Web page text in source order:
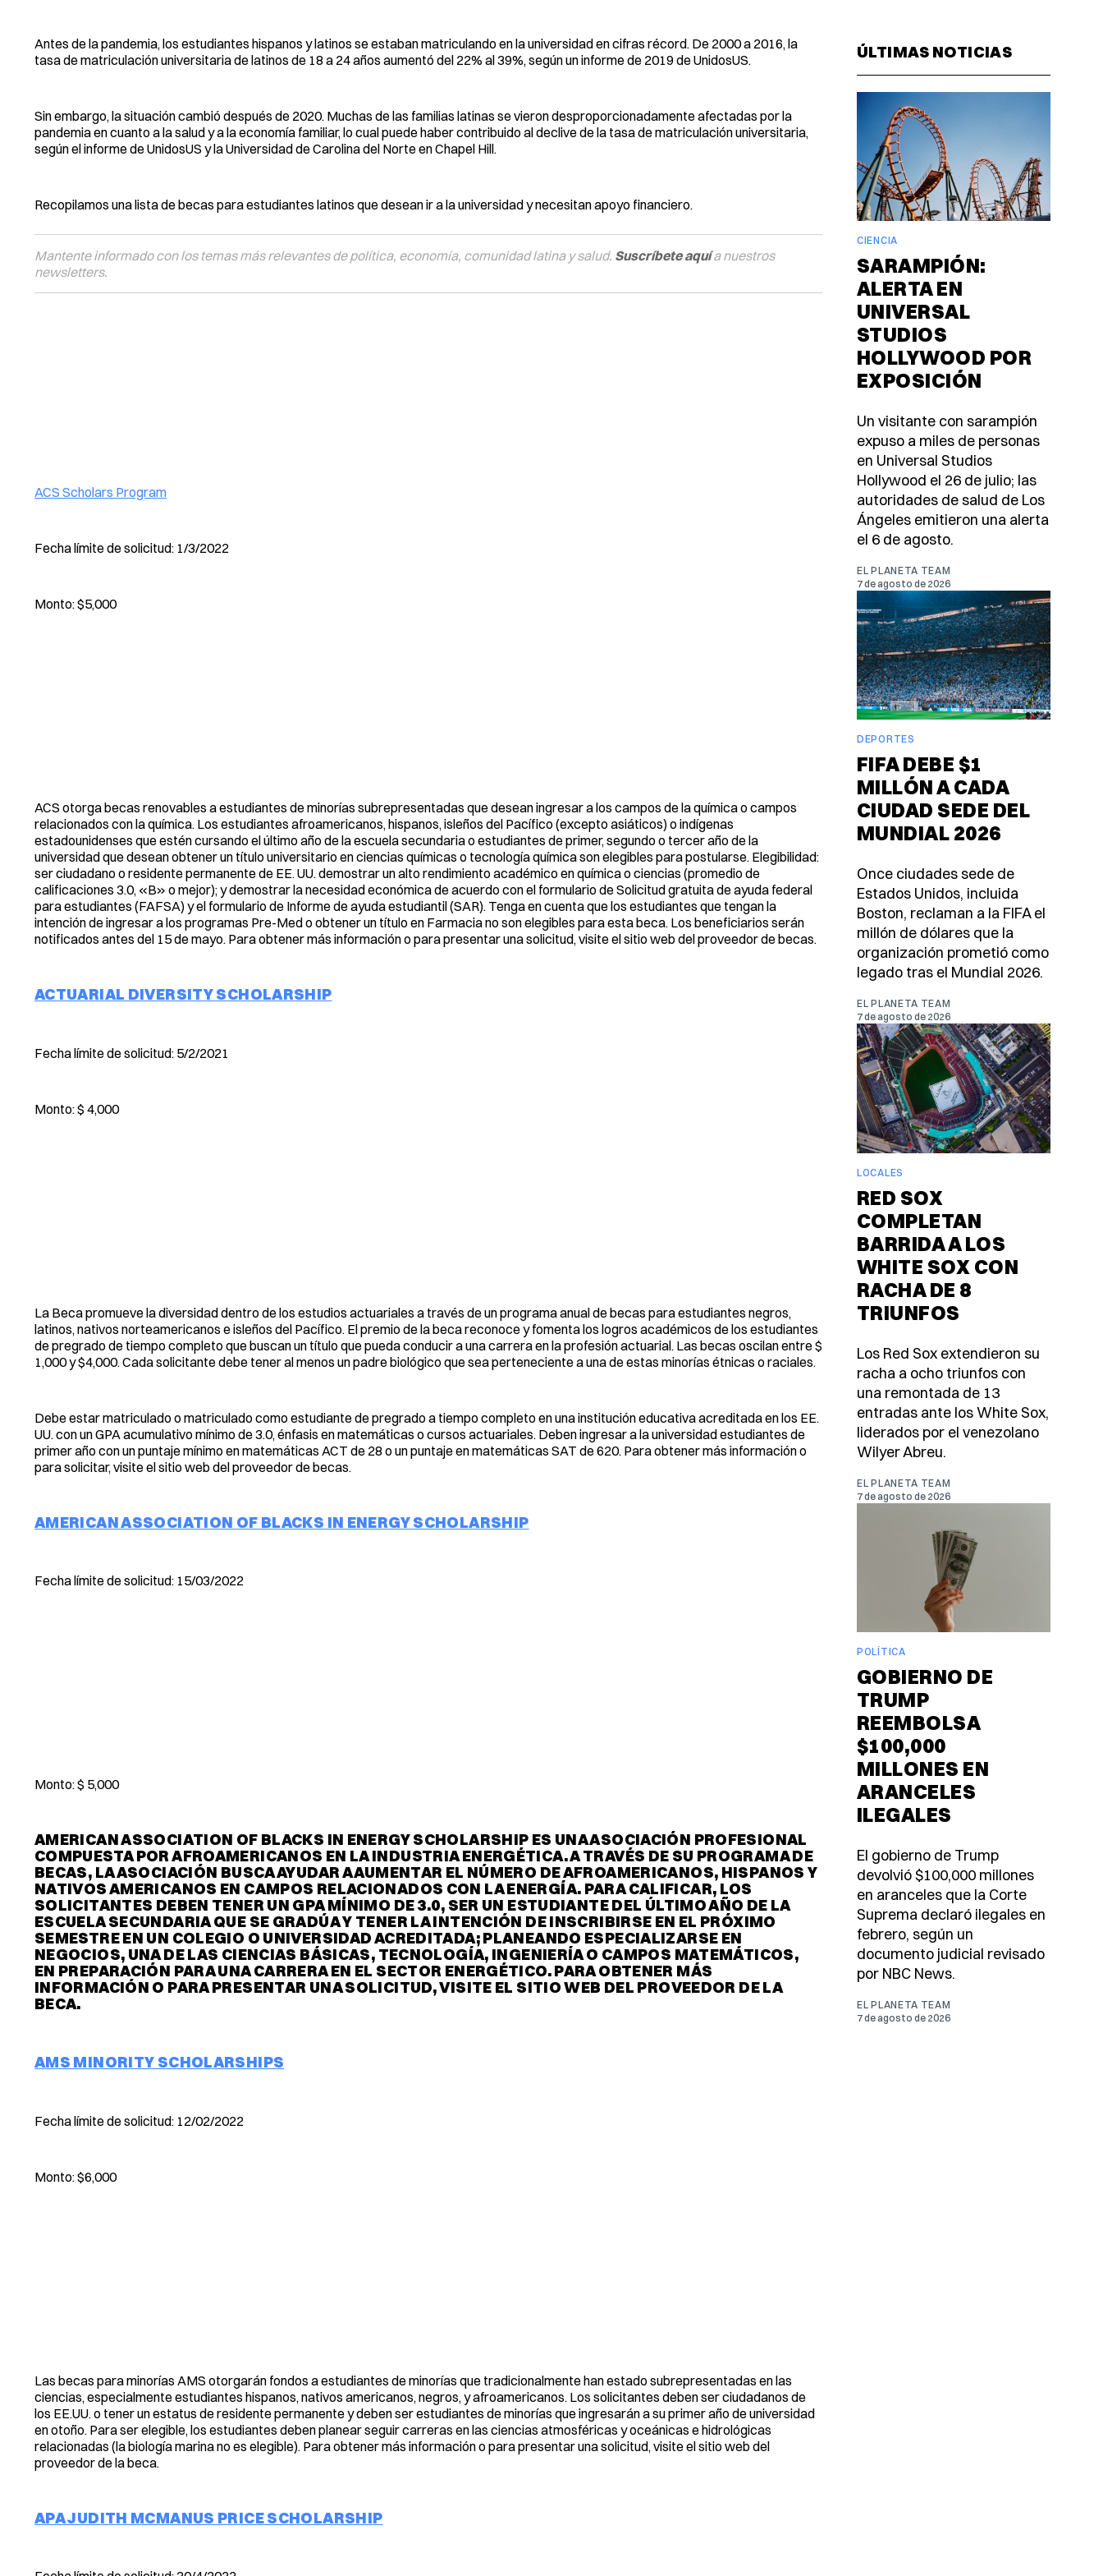
Antes de la pandemia, los estudiantes hispanos y latinos se estaban matriculando en la universidad en cifras récord. De 2000 a 2016, la
tasa de matriculación universitaria de latinos de 18 a 24 años aumentó del 22% al 39%, según un informe de 2019 de UnidosUS.
Sin embargo, la situación cambió después de 2020. Muchas de las familias latinas se vieron desproporcionadamente afectadas por la
pandemia en cuanto a la salud y a la economía familiar, lo cual puede haber contribuido al declive de la tasa de matriculación universitaria,
según el informe de UnidosUS y la Universidad de Carolina del Norte en Chapel Hill.
Recopilamos una lista de becas para estudiantes latinos que desean ir a la universidad y necesitan apoyo financiero.
Mantente informado con los temas más relevantes de política, economía, comunidad latina y salud. Suscríbete aquía nuestros
newsletters.
ACS Scholars Program
Fecha límite de solicitud: 1/3/2022
Monto: $5,000
ACS otorga becas renovables a estudiantes de minorías subrepresentadas que desean ingresar a los campos de la química o campos
relacionados con la química. Los estudiantes afroamericanos, hispanos, isleños del Pacífico (excepto asiáticos) o indígenas
estadounidenses que estén cursando el último año de la escuela secundaria o estudiantes de primer, segundo o tercer año de la
universidad que desean obtener un título universitario en ciencias químicas o tecnología química son elegibles para postularse. Elegibilidad:
ser ciudadano o residente permanente de EE. UU. demostrar un alto rendimiento académico en química o ciencias (promedio de
calificaciones 3.0, «B» o mejor); y demostrar la necesidad económica de acuerdo con el formulario de Solicitud gratuita de ayuda federal
para estudiantes (FAFSA) y el formulario de Informe de ayuda estudiantil (SAR). Tenga en cuenta que los estudiantes que tengan la
intención de ingresar a los programas Pre-Med o obtener un título en Farmacia no son elegibles para esta beca. Los beneficiarios serán
notificados antes del 15 de mayo. Para obtener más información o para presentar una solicitud, visite el sitio web del proveedor de becas.
ACTUARIAL DIVERSITY SCHOLARSHIP
Fecha límite de solicitud: 5/2/2021
Monto: $ 4,000
La Beca promueve la diversidad dentro de los estudios actuariales a través de un programa anual de becas para estudiantes negros,
latinos, nativos norteamericanos e isleños del Pacífico. El premio de la beca reconoce y fomenta los logros académicos de los estudiantes
de pregrado de tiempo completo que buscan un título que pueda conducir a una carrera en la profesión actuarial. Las becas oscilan entre $
1,000 y $4,000. Cada solicitante debe tener al menos un padre biológico que sea perteneciente a una de estas minorías étnicas o raciales.
Debe estar matriculado o matriculado como estudiante de pregrado a tiempo completo en una institución educativa acreditada en los EE.
UU. con un GPA acumulativo mínimo de 3.0, énfasis en matemáticas o cursos actuariales. Deben ingresar a la universidad estudiantes de
primer año con un puntaje mínimo en matemáticas ACT de 28 o un puntaje en matemáticas SAT de 620. Para obtener más información o
para solicitar, visite el sitio web del proveedor de becas.
AMERICAN ASSOCIATION OF BLACKS IN ENERGY SCHOLARSHIP
Fecha límite de solicitud: 15/03/2022
Monto: $ 5,000
AMERICAN ASSOCIATION OF BLACKS IN ENERGY SCHOLARSHIP ES UNA ASOCIACIÓN PROFESIONAL
COMPUESTA POR AFROAMERICANOS EN LA INDUSTRIA ENERGÉTICA. A TRAVÉS DE SU PROGRAMA DE
BECAS, LA ASOCIACIÓN BUSCA AYUDAR A AUMENTAR EL NÚMERO DE AFROAMERICANOS, HISPANOS Y
NATIVOS AMERICANOS EN CAMPOS RELACIONADOS CON LA ENERGÍA. PARA CALIFICAR, LOS
SOLICITANTES DEBEN TENER UN GPA MÍNIMO DE 3.0, SER UN ESTUDIANTE DEL ÚLTIMO AÑO DE LA
ESCUELA SECUNDARIA QUE SE GRADÚA Y TENER LA INTENCIÓN DE INSCRIBIRSE EN EL PRÓXIMO
SEMESTRE EN UN COLEGIO O UNIVERSIDAD ACREDITADA; PLANEANDO ESPECIALIZARSE EN
NEGOCIOS, UNA DE LAS CIENCIAS BÁSICAS, TECNOLOGÍA, INGENIERÍA O CAMPOS MATEMÁTICOS,
EN PREPARACIÓN PARA UNA CARRERA EN EL SECTOR ENERGÉTICO. PARA OBTENER MÁS
INFORMACIÓN O PARA PRESENTAR UNA SOLICITUD, VISITE EL SITIO WEB DEL PROVEEDOR DE LA
BECA.
AMS MINORITY SCHOLARSHIPS
Fecha límite de solicitud: 12/02/2022
Monto: $6,000
Las becas para minorías AMS otorgarán fondos a estudiantes de minorías que tradicionalmente han estado subrepresentadas en las
ciencias, especialmente estudiantes hispanos, nativos americanos, negros, y afroamericanos. Los solicitantes deben ser ciudadanos de
los EE.UU. o tener un estatus de residente permanente y deben ser estudiantes de minorías que ingresarán a su primer año de universidad
en otoño. Para ser elegible, los estudiantes deben planear seguir carreras en las ciencias atmosféricas y oceánicas e hidrológicas
relacionadas (la biología marina no es elegible). Para obtener más información o para presentar una solicitud, visite el sitio web del
proveedor de la beca.
APA JUDITH MCMANUS PRICE SCHOLARSHIP
ÚLTIMAS NOTICIAS
CIENCIA
SARAMPIÓN:
ALERTA EN
UNIVERSAL
STUDIOS
HOLLYWOOD POR
EXPOSICIÓN
Un visitante con sarampión
expuso a miles de personas
en Universal Studios
Hollywood el 26 de julio; las
autoridades de salud de Los
Ángeles emitieron una alerta
el 6 de agosto.
EL PLANETA TEAM
7 de agosto de 2026
DEPORTES
FIFA DEBE $1
MILLÓN A CADA
CIUDAD SEDE DEL
MUNDIAL 2026
Once ciudades sede de
Estados Unidos, incluida
Boston, reclaman a la FIFA el
millón de dólares que la
organización prometió como
legado tras el Mundial 2026.
EL PLANETA TEAM
7 de agosto de 2026
LOCALES
RED SOX
COMPLETAN
BARRIDA A LOS
WHITE SOX CON
RACHA DE 8
TRIUNFOS
Los Red Sox extendieron su
racha a ocho triunfos con
una remontada de 13
entradas ante los White Sox,
liderados por el venezolano
Wilyer Abreu.
EL PLANETA TEAM
7 de agosto de 2026
POLÍTICA
GOBIERNO DE
TRUMP
REEMBOLSA
$100,000
MILLONES EN
ARANCELES
ILEGALES
El gobierno de Trump
devolvió $100,000 millones
en aranceles que la Corte
Suprema declaró ilegales en
febrero, según un
documento judicial revisado
por NBC News.
EL PLANETA TEAM
7 de agosto de 2026